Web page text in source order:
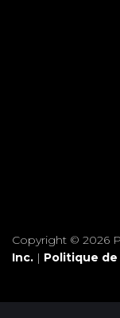
Copyright © 2026
Inc. | Politique